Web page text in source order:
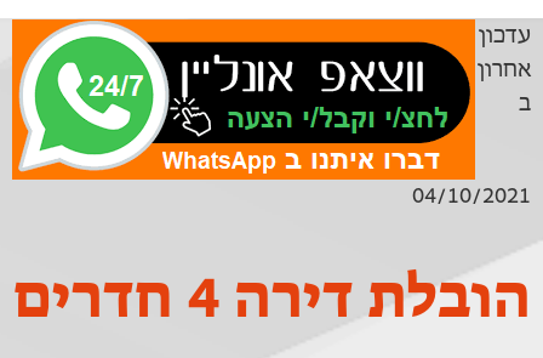
עדכון
אחרון
ב
04/10/2021
הובלת דירה 4 חדרים